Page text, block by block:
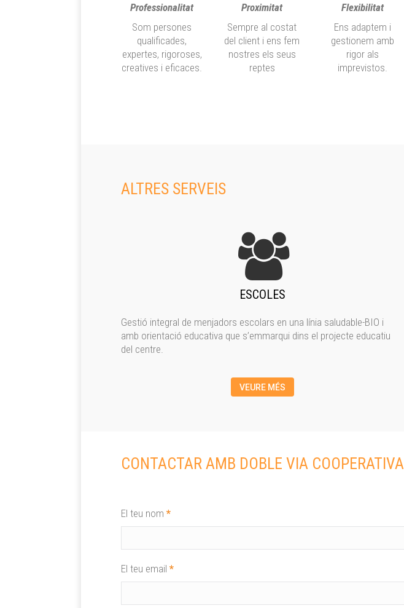
Professionalitat
Som persones
qualificades,
expertes, rigoroses,
creatives i eficaces.
Proximitat
Sempre al costat
del client i ens fem
nostres els seus
reptes
Flexibilitat
Ens adaptem i
gestionem amb
rigor als
imprevistos.
ALTRES SERVEIS
ESCOLES
Gestió integral de menjadors escolars en una línia saludable-BIO i
amb orientació educativa que s’emmarqui dins el projecte educatiu
del centre.
VEURE MÉS
CONTACTAR AMB DOBLE VIA COOPERATIVA
El teu nom *
El teu email *